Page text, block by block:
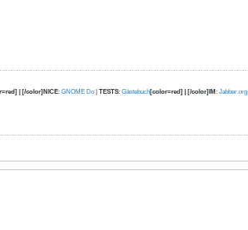
| [/color]NICE: GNOME Do TESTS: Gästebuch[color=red] | [/color]IM : Jabber.org